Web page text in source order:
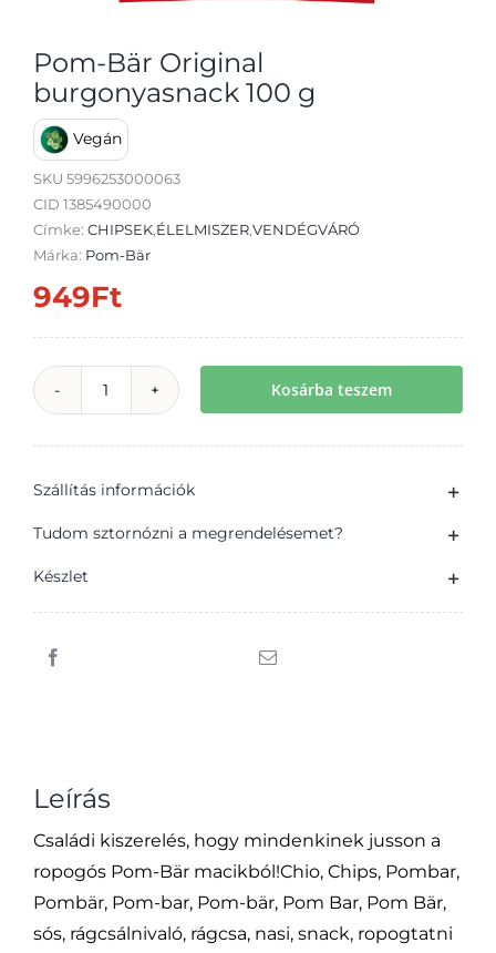
Átvétel
Pom-Bär Original
burgonyasnack 100 g
Vegán
SKU 5996253000063
CID 1385490000
Címke: CHIPSEK,ÉLELMISZER,VENDÉGVÁRÓ
Márka: Pom-Bär
949Ft
burgonyasnack
100
Kosárba teszem
Szállítás információk
Tudom sztornózni a megrendelésemet?
Készlet
Leírás
Családi kiszerelés, hogy mindenkinek jusson a
ropogós Pom-Bär macikból!Chio, Chips, Pombar,
Pombär, Pom-bar, Pom-bär, Pom Bar, Pom Bär,
sós, rágcsálnivaló, rágcsa, nasi, snack, ropogtatni